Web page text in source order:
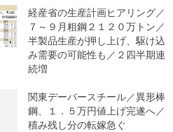
経産省の生産計画ヒアリング／
７～９月粗鋼２１２０万トン／
半製品生産が押し上げ、駆け込
み需要の可能性も／２四半期連
続増
関東デーバースチール／異形棒
鋼、１．５万円値上げ完遂へ／
積み残し分の転嫁急ぐ